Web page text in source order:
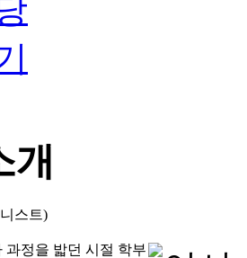
개
스트)
과정을 밟던 시절 학부